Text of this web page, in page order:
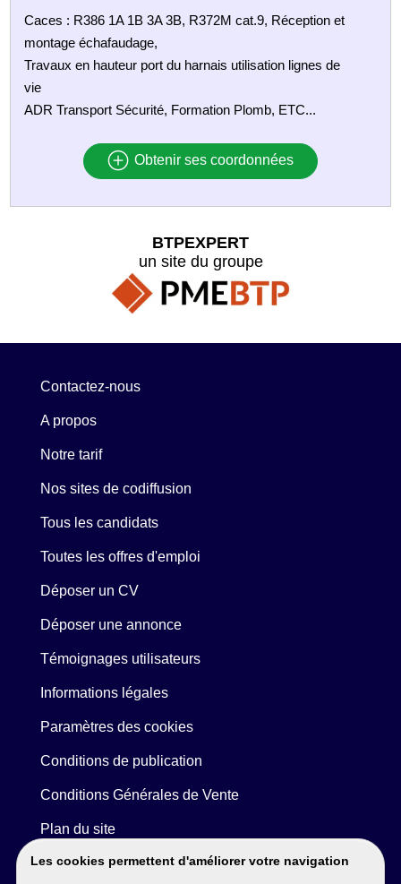
Caces : R386 1A 1B 3A 3B, R372M cat.9, Réception et
montage échafaudage,
Travaux en hauteur port du harnais utilisation lignes de
vie
ADR Transport Sécurité, Formation Plomb, ETC...
Obtenir ses coordonnées
Les cookies permettent d'améliorer votre navigation
BTPEXPERT
un site du groupe
Contactez-nous
A propos
Notre tarif
Nos sites de codiffusion
Tous les candidats
Toutes les offres d'emploi
Déposer un CV
Déposer une annonce
Témoignages utilisateurs
Informations légales
Paramètres des cookies
Conditions de publication
Conditions Générales de Vente
Plan du site